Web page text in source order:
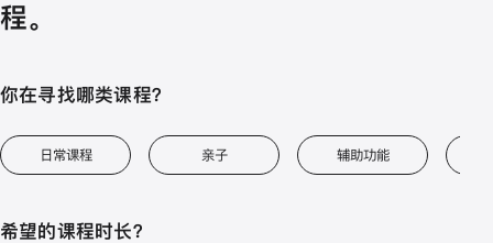
程。
你在寻找哪类课程？
日常课程 亲子 辅助功能
希望的课程时长？